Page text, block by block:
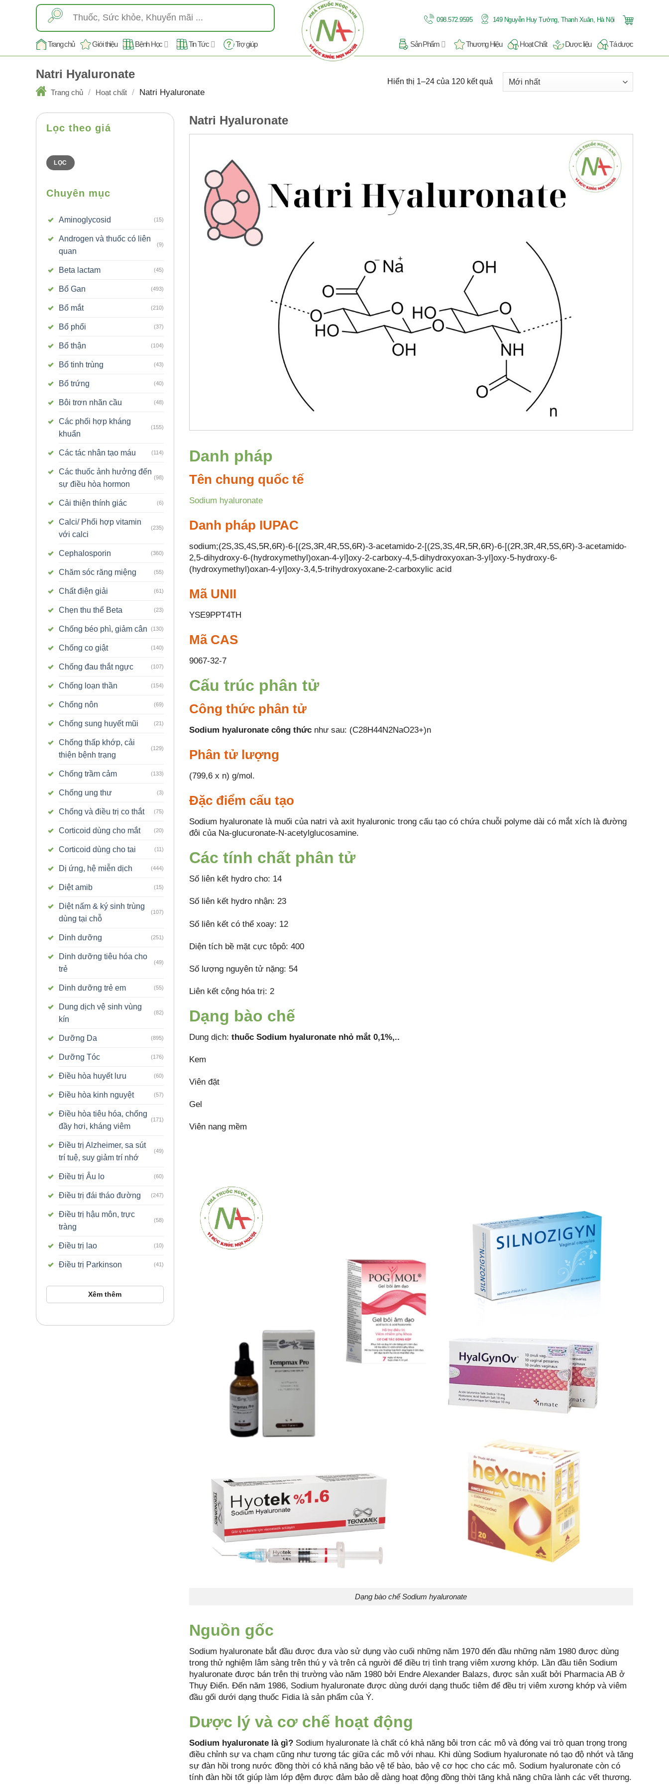
kiếm:
098.572.9595 149 Nguyễn Huy Tưởng, Thanh Xuân, Hà Nội
Trang chủ Giới thiệu Bệnh Học Tin Tức Trợ giúp Sản Phẩm Thương Hiệu Hoạt Chất Dược liệu Tá dược
Natri Hyaluronate
Trang chủ / Hoạt chất / Natri Hyaluronate
Hiển thị 1–24 của 120 kết quả
Lọc theo giá
thấp
nhất
cao
nhấtLỌC
Chuyên mục
Aminoglycosid (15)
Androgen và thuốc có liên
quan
(9)
Beta lactam (45)
Bổ Gan (493)
Bổ mắt (210)
Bổ phổi (37)
Bổ thận (104)
Bổ tinh trùng (43)
Bổ trứng (40)
Bôi trơn nhãn cầu (48)
Các phối hợp kháng
khuẩn
(155)
Các tác nhân tạo máu (114)
Các thuốc ảnh hưởng đến
sự điều hòa hormon
(98)
Cải thiện thính giác (6)
Calci/ Phối hợp vitamin
với calci
(235)
Cephalosporin (360)
Chăm sóc răng miệng (55)
Chất điện giải (61)
Chẹn thu thể Beta (23)
Chống béo phì, giảm cân (130)
Chống co giật (140)
Chống đau thắt ngực (107)
Chống loạn thần (154)
Chống nôn (69)
Chống sung huyết mũi (21)
Chống thấp khớp, cải
thiện bệnh trạng
(129)
Chống trầm cảm (133)
Chống ung thư (3)
Chống và điều trị co thắt (75)
Corticoid dùng cho mắt (20)
Corticoid dùng cho tai (11)
Dị ứng, hệ miễn dịch (444)
Diệt amib (15)
Diệt nấm & ký sinh trùng
dùng tại chỗ
(107)
Dinh dưỡng (251)
Dinh dưỡng tiêu hóa cho
trẻ
(49)
Dinh dưỡng trẻ em (55)
Dung dịch vệ sinh vùng
kín
(82)
Dưỡng Da (895)
Dưỡng Tóc (176)
Điều hòa huyết lưu (60)
Điều hòa kinh nguyệt (57)
Điều hòa tiêu hóa, chống
đầy hơi, kháng viêm
(171)
Điều trị Alzheimer, sa sút
trí tuệ, suy giảm trí nhớ
(49)
Điều trị Âu lo (60)
Điều trị đái tháo đường (247)
Điều trị hậu môn, trực
tràng
(58)
Điều trị lao (10)
Điều trị Parkinson (41)
Xêm thêm
Natri Hyaluronate
Danh pháp
Tên chung quốc tế
Sodium hyaluronate
Danh pháp IUPAC
sodium;(2S,3S,4S,5R,6R)-6-[(2S,3R,4R,5S,6R)-3-acetamido-2-[(2S,3S,4R,5R,6R)-6-[(2R,3R,4R,5S,6R)-3-acetamido-
2,5-dihydroxy-6-(hydroxymethyl)oxan-4-yl]oxy-2-carboxy-4,5-dihydroxyoxan-3-yl]oxy-5-hydroxy-6-
(hydroxymethyl)oxan-4-yl]oxy-3,4,5-trihydroxyoxane-2-carboxylic acid
Mã UNII
YSE9PPT4TH
Mã CAS
9067-32-7
Cấu trúc phân tử
Công thức phân tử
Sodium hyaluronate công thứcnhư sau: (C28H44N2NaO23+)n
Phân tử lượng
(799,6 x n) g/mol.
Đặc điểm cấu tạo
Sodium hyaluronate là muối của natri và axit hyaluronic trong cấu tạo có chứa chuỗi polyme dài có mắt xích là đường
đôi của Na-glucuronate-N-acetylglucosamine.
Các tính chất phân tử
Số liên kết hydro cho: 14
Số liên kết hydro nhận: 23
Số liên kết có thể xoay: 12
Diện tích bề mặt cực tôpô: 400
Số lượng nguyên tử nặng: 54
Liên kết cộng hóa trị: 2
Dạng bào chế
Dung dịch: thuốc Sodium hyaluronate nhỏ mắt 0,1%,..
Kem
Viên đặt
Gel
Viên nang mềm
Dạng bào chế Sodium hyaluronate
Nguồn gốc
Sodium hyaluronate bắt đầu được đưa vào sử dụng vào cuối những năm 1970 đến đầu những năm 1980 được dùng
trong thử nghiệm lâm sàng trên thú y và trên cả người để điều trị tình trạng viêm xương khớp. Lần đầu tiên Sodium
hyaluronate được bán trên thị trường vào năm 1980 bởi Endre Alexander Balazs, được sản xuất bởi Pharmacia AB ở
Thụy Điển. Đến năm 1986, Sodium hyaluronate được dùng dưới dạng thuốc tiêm để đều trị viêm xương khớp và viêm
đầu gối dưới dạng thuốc Fidia là sản phẩm của Ý.
Dược lý và cơ chế hoạt động
Sodium hyaluronate là gì? Sodium hyaluronate là chất có khả năng bôi trơn các mô và đóng vai trò quan trọng trong
điều chỉnh sự va chạm cũng như tương tác giữa các mô với nhau. Khi dùng Sodium hyaluronate nó tạo độ nhớt và tăng
sự đàn hồi trong nước đồng thời có khả năng bảo vệ tế bào, bảo vệ cơ học cho các mô. Sodium hyaluronate còn có
tính đàn hồi tốt giúp làm lớp đệm được đảm bảo dễ dàng hoạt động đồng thời tăng khả năng chữa lành các vết thương.